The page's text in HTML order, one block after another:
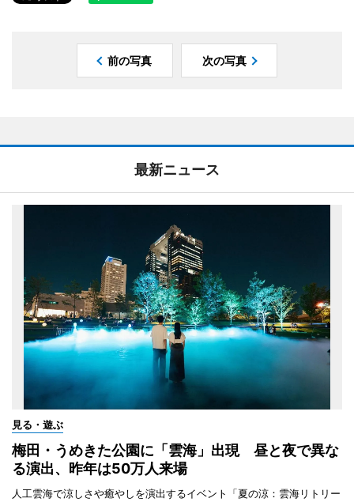
前の写真 次の写真
最新ニュース
見る・遊ぶ
梅田・うめきた公園に「雲海」出現 昼と夜で異な
る演出、昨年は50万人来場
人工雲海で涼しさや癒やしを演出するイベント「夏の涼：雲海リトリー